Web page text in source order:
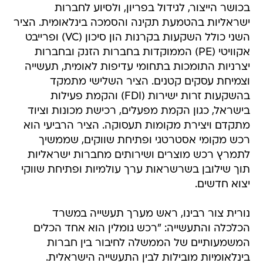
בכושר הייצור, לגידול בפריון, ולסיוע לחברות
ישראליות בהטמעת תקינה והסמכה בינלאומית. הציר
השני כולל השקעות בקרנות הון סיכון (VC) ופרייבט
אקוויטי (PE) הממוקדות בחברות הזנק ובחברות
יצרניות התומכות בתחומי עדיפות לאומית, תעשייה
וצמיחת עסקים קטנים. הציר השלישי מתמקד
בהשקעות זרות ישירות (FDI) והקמת פעילות
בישראל, כגון הקמת מפעלים, רכישת מכונות וציוד
מתקדם ויצירת מקומות תעסוקה. הציר הרביעי הוא
רכש מקומי אסטרטגי ופתיחת שווקים, שממשיך
לתמרץ רכש מוצרים ושירותים מחברות ישראליות
תוך שילובן בשרשראות ערך עולמיות ופתיחת שווקי
יצוא חדשים.
נורית צור רבינו, ראש מערך תעשייה במשרד
הכלכלה והתעשייה: "רכש גומלין הוא אחד הכלים
המשמעותיים של הממשלה לחיבור בין חברות
בינלאומיות מובילות לבין התעשייה הישראלית.